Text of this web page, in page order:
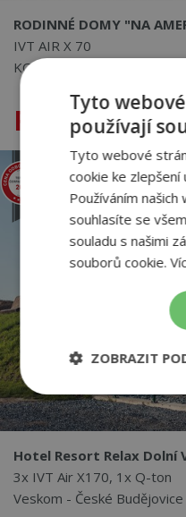
RODINNÉ DOMY "NA
IVT AIR X 70
KONHEFR
Realizace
Hotel Resort Relax Dolní
3x IVT Air X170, 1x Q-ton
Veskom - České Budějovice
Tyto
používají
Tyto webové
cookie ke zlepšení
Používáním
souhlasíte se
souladu s našimi
souborů cookie.
ZOBRAZIT
Nezbytně
nutné
soubory
Funkční soubory